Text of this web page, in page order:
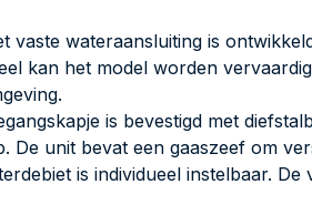
vaste wateraansluiting is
kan het model worden
is bevestigd met
unit bevat een gaaszeef om
is individueel instelbaar.